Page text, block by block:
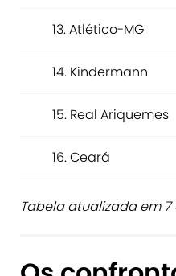
13. Atlético-MG
14. Kindermann
15. Real Ariquemes
16. Ceará
Tabela atualizada em